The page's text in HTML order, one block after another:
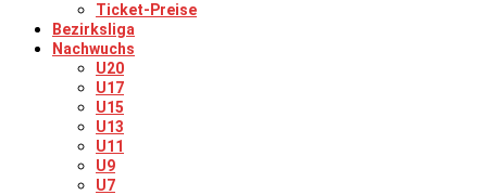
Ticket-Preise
Bezirksliga
Nachwuchs
U20
U17
U15
U13
U11
U9
U7